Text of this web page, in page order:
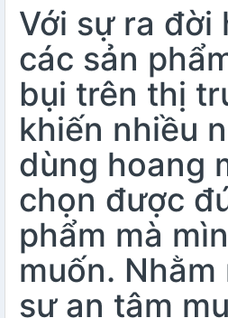
Với sự ra đời
các sản
bụi trên thị
khiến nhiều
dùng hoang
chọn được
phẩm mà
muốn. Nhằm
sự an tâm